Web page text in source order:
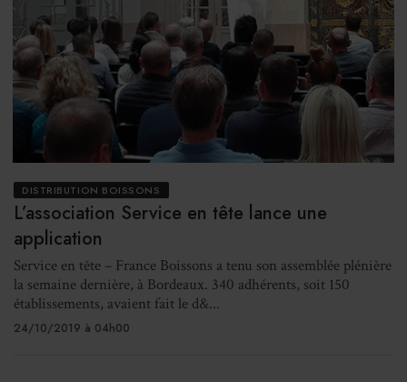
DISTRIBUTION BOISSONS
L’association Service en tête lance une
application
Service en tête – France Boissons a tenu son assemblée plénière
la semaine dernière, à Bordeaux. 340 adhérents, soit 150
établissements, avaient fait le d&...
24/10/2019 à 04h00